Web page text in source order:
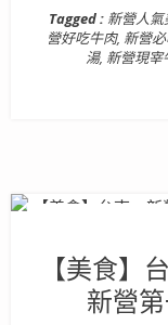
Tagged : 新營人
營好吃牛肉, 新營
湯, 新營現宰
【美食】
新營